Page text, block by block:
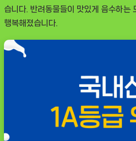
습니다. 반려동물들이 맛있게 음수하는
행복해졌습니다.